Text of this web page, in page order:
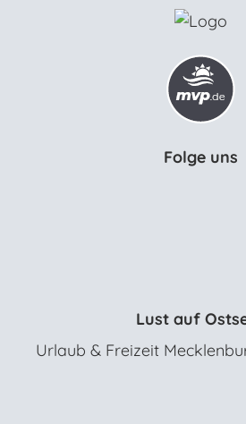
Folge uns
Lust auf
Urlaub & Freizeit